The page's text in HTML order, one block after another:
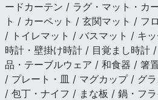
ードカーテン / ラグ・マット・カ
ト / カーペット / 玄関マット / フ
/ トイレマット / バスマット / キ
時計・壁掛け時計 / 目覚まし時計
品・テーブルウェア / 和食器 / 箸
/ プレート・皿 / マグカップ / グ
/ 包丁・ナイフ / まな板 / 鍋・フ